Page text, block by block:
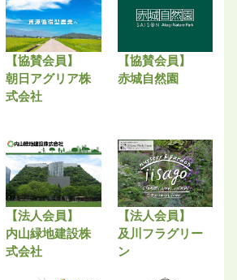
【協賛会員】
朝日アグリア株
式会社
【協賛会員】
赤城自然園
【法人会員】
内山緑地建設株
式会社
【法人会員】
及川フラグリー
ン